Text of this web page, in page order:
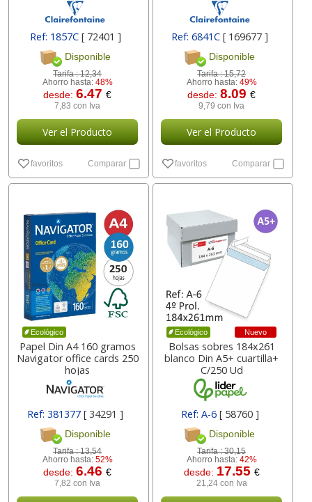
Ref: 1857C [ 72401 ]
Disponible
Tarifa :12,34
Ahorro hasta: 48%
desde:6.47€
7,83 con Iva
Ver el Producto
favoritos Comparar
Ref: 6841C [ 169677 ]
Disponible
Tarifa :15,72
Ahorro hasta: 49%
desde:8.09€
9,79 con Iva
Ver el Producto
favoritos Comparar
Ecológico
Papel Din A4 160 gramos
Navigator office cards 250
hojas
Ref: 381377[ 34291 ]
Disponible
Tarifa :13,54
Ahorro hasta: 52%
desde:6.46€
7,82 con Iva
Ecológico Nuevo
Bolsas sobres 184x261
blanco Din A5+ cuartilla+
C/250 Ud
Ref: A-6 [ 58760 ]
Disponible
Tarifa :30,15
Ahorro hasta: 42%
desde: 17.55 €
21,24 con Iva